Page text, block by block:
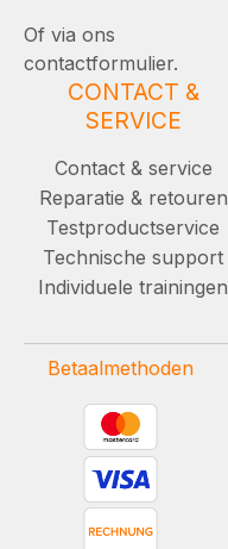
Of via ons
contactformulier.
CONTACT &
SERVICE
Contact & service
Reparatie & retouren
Testproductservice
Technische support
Individuele trainingen
Betaalmethoden